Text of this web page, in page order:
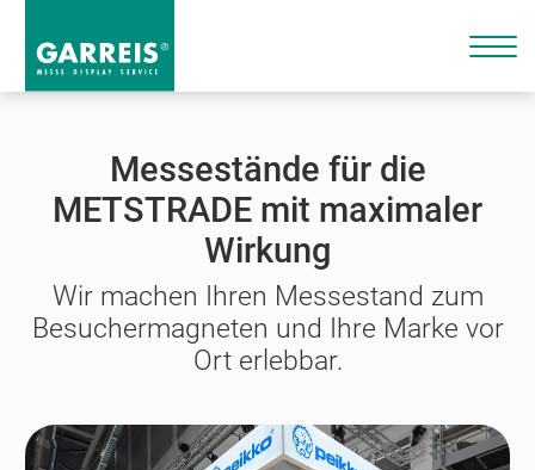
Messestände für die
METSTRADE mit maximaler
Wirkung
Wir machen Ihren Messestand zum
Besuchermagneten und Ihre Marke vor
Ort erlebbar.